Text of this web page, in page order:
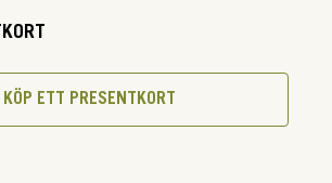
KÖP ETT PRESENTKORT